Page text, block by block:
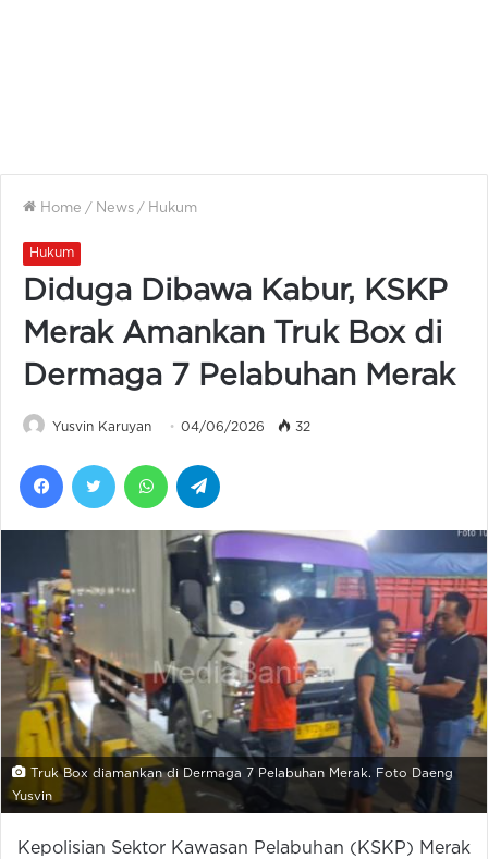
Home / News / Hukum
Hukum
Diduga Dibawa Kabur, KSKP
Merak Amankan Truk Box di
Dermaga 7 Pelabuhan Merak
Yusvin Karuyan 04/06/2026 32
FacebookTwitter WhatsApp
Truk Box diamankan di Dermaga 7 Pelabuhan Merak. Foto Daeng
Yusvin
Kepolisian Sektor Kawasan Pelabuhan (KSKP) Merak